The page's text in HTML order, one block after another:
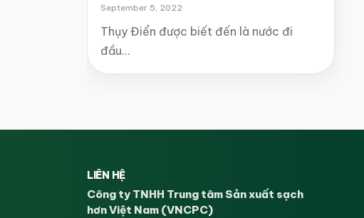
September 5, 2022
Thụy Điển được biết đến là nước đi
đầu…
LIÊN HỆ
Công ty TNHH Trung tâm Sản xuất sạch
hơn Việt Nam (VNCPC)